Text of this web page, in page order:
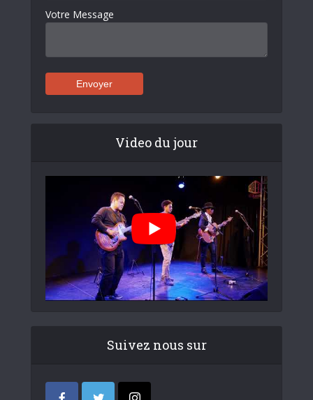
Votre Message
Video du jour
Suivez nous sur